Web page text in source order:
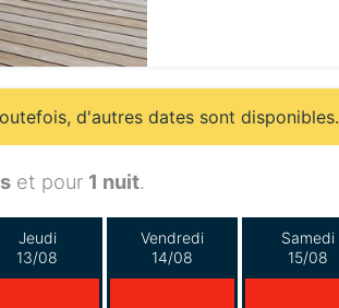
d'autres dates sont disponibles.
et pour 1 nuit.
Jeudi
13/08
Vendredi
14/08
Samedi
15/08